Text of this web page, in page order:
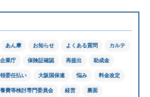
あん摩 お知らせ よくある質問 カルテ
業庁 保険証確認 再提出 助成金
委任払い 大阪国保連 悩み 料金改定
費等検討専門委員会 経営 裏面